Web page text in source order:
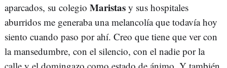
aparcados, su colegio Maristas y sus hospitales
aburridos me generaba una melancolía que todavía hoy
siento cuando paso por ahí. Creo que tiene que ver con
la mansedumbre, con el silencio, con el nadie por la